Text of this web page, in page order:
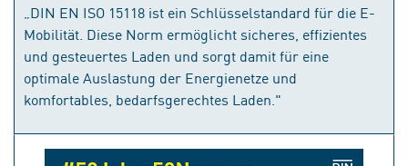
„DIN EN ISO 15118 ist ein Schlüsselstandard für die E-
Mobilität. Diese Norm ermöglicht sicheres, effizientes
und gesteuertes Laden und sorgt damit für eine
optimale Auslastung der Energienetze und
komfortables, bedarfsgerechtes Laden."